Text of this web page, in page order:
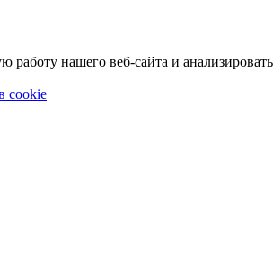
нашего веб-сайта и
cookie